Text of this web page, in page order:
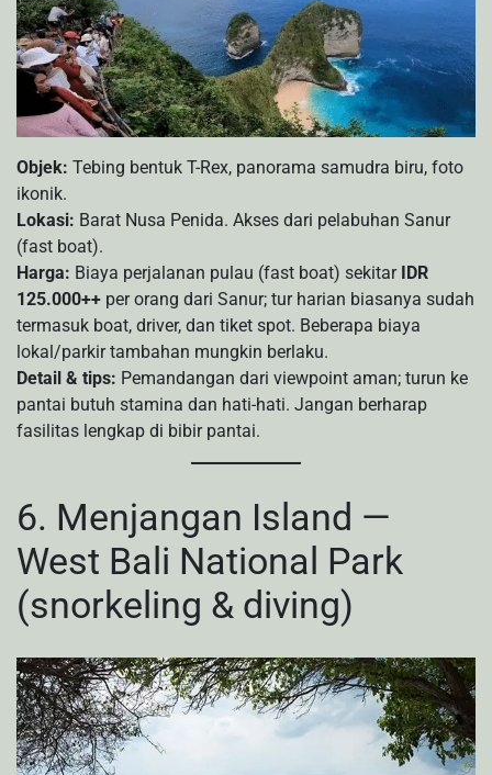
Objek: Tebing bentuk T-Rex, panorama samudra biru, foto
ikonik.
Lokasi: Barat Nusa Penida. Akses dari pelabuhan Sanur
(fast boat).
Harga: Biaya perjalanan pulau (fast boat) sekitar IDR
125.000++ per orang dari Sanur; tur harian biasanya sudah
termasuk boat, driver, dan tiket spot. Beberapa biaya
lokal/parkir tambahan mungkin berlaku.
Detail & tips: Pemandangan dari viewpoint aman; turun ke
pantai butuh stamina dan hati-hati. Jangan berharap
fasilitas lengkap di bibir pantai.
6. Menjangan Island —
West Bali National Park
(snorkeling & diving)